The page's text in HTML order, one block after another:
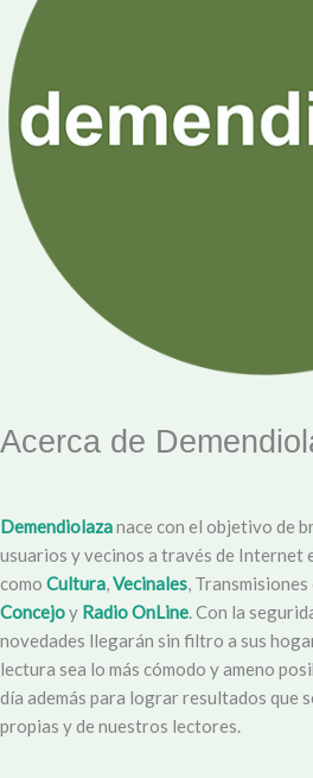
Acerca de
Demendiolazanace con el objetivo de
usuarios y vecinos a través de Internet
como Cultura,Vecinales,
Concejoy Radio OnLine. Con la
novedades llegarán sin filtro a sus
lectura sea lo más cómodo y ameno
día además para lograr resultados que
propias y de nuestros lectores.